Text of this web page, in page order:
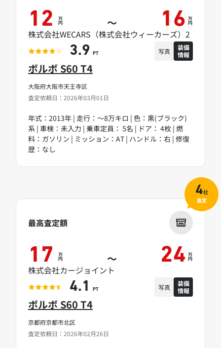
大阪府大阪市天王寺区
査定依頼日：2026年03月01日
ボルボ S60 T4
年式：2013年 | 走行：～8万キロ | 色：黒(ブラック)
系 | 車検：未入力 | 乗車定員： 5名 | ドア： 4枚 | 燃
料：ガソリン | ミッション：AT | ハンドル：右 | 修復
歴：なし
12 万
円 ～ 16 万
円
株式会社WECARS（株式会社ウィーカーズ）2
3.9 PT 写真
装備
情報
京都府京都市北区
査定依頼日：2026年02月26日
ボルボ S60 T4
最高査定額
17 万
円 ～ 24 万
円
株式会社カージョイント
4.1 PT 写真
装備
情報
4社
査定